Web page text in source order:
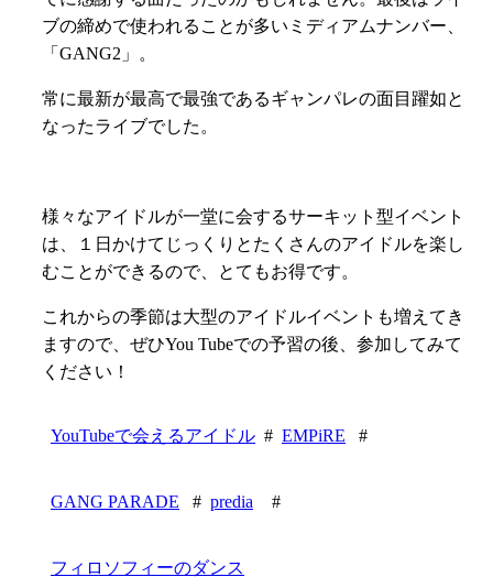
ブの締めで使われることが多いミディアムナンバー、
「GANG2」。
常に最新が最高で最強であるギャンパレの面目躍如と
なったライブでした。
様々なアイドルが一堂に会するサーキット型イベント
は、１日かけてじっくりとたくさんのアイドルを楽し
むことができるので、とてもお得です。
これからの季節は大型のアイドルイベントも増えてき
ますので、ぜひYou Tubeでの予習の後、参加してみて
ください！
YouTubeで会えるアイドル # EMPiRE #
GANG PARADE # predia #
フィロソフィーのダンス